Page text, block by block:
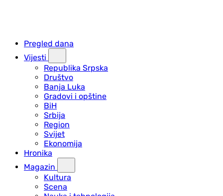
Pregled dana
Vijesti
Republika Srpska
Društvo
Banja Luka
Gradovi i opštine
BiH
Srbija
Region
Svijet
Ekonomija
Hronika
Magazin
Kultura
Scena